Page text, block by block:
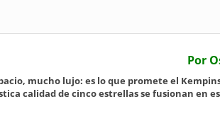
Por
mucho lujo: es lo que promete el
calidad de cinco estrellas se fusionan en